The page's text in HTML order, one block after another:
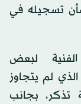
تسجيله في
لبعض
لم يتجاوز
تذكر، بجانب